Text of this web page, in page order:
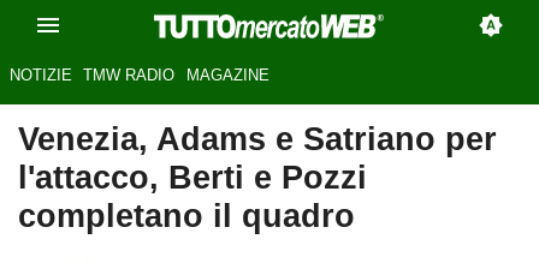
NOTIZIE TMW RADIO MAGAZINE
Venezia, Adams e Satriano per
l'attacco, Berti e Pozzi
completano il quadro